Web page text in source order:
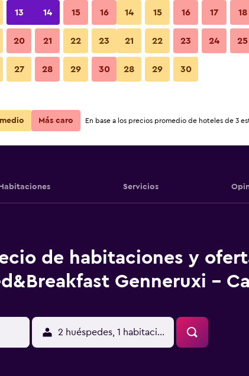
Ver precios
Ver precios
Servicios
de habitaciones y
Genneruxi -
2 huéspedes, 1 habitación
13 14 15 16
20 21 22 23
27 28 29 30
14 15 16 17 18
21 22 23 24 25
28 29 30
Más caro En base a los precios promedio de hoteles de 3